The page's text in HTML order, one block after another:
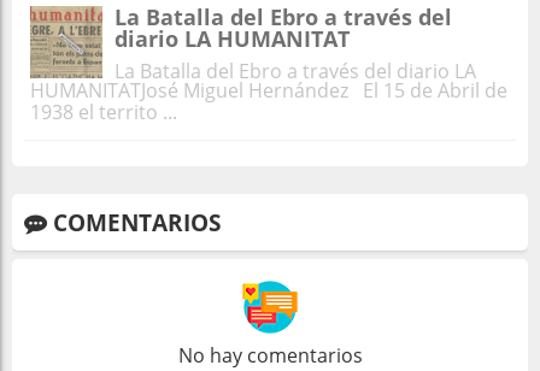
La Batalla del Ebro a través del
diario LA HUMANITAT
La Batalla del Ebro a través del diario LA
HUMANITATJosé Miguel Hernández El 15 de Abril de
1938 el territo ...
COMENTARIOS
No hay comentarios